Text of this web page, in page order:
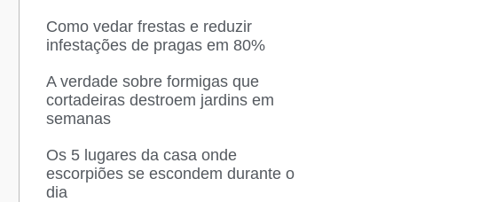
Como vedar frestas e reduzir
infestações de pragas em 80%
A verdade sobre formigas que
cortadeiras destroem jardins em
semanas
Os 5 lugares da casa onde
escorpiões se escondem durante o
dia